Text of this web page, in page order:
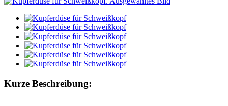
Kurze Beschreibung: